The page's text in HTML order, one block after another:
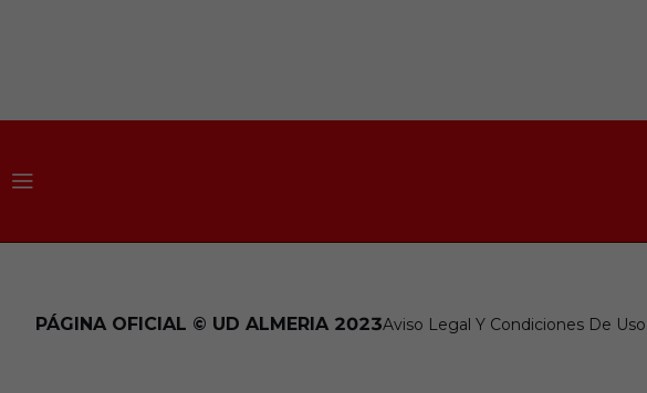
Aviso Legal Y Condiciones De Uso
PÁGINA OFICIAL © UD ALMERIA 2023